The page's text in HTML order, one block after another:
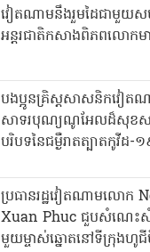
វៀតណាមនឹងរួមដៃជាមួយ
អន្តរជាតិកសាងពិភពលោកម
បងប្អូនគ្រិស្តសាសនិកវៀត
សាទរបុណ្យណូអែលដ៏សុខសា
បរិបទនៃជម្ងឺរាតត្បាតកូវីដ-
ប្រធានរដ្ឋវៀតណាមលោក
Xuan Phuc ជួបសំណេះ
មួយម្ចាស់ឆ្នោតនៅទីក្រុងហូ